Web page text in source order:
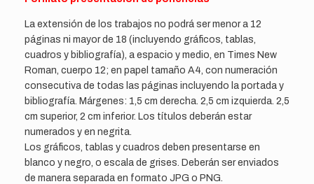
La extensión de los trabajos no podrá ser menor a 12
páginas ni mayor de 18 (incluyendo gráficos, tablas,
cuadros y bibliografía), a espacio y medio, en Times New
Roman, cuerpo 12; en papel tamaño A4, con numeración
consecutiva de todas las páginas incluyendo la portada y
bibliografía. Márgenes: 1,5 cm derecha. 2,5 cm izquierda. 2,5
cm superior, 2 cm inferior. Los títulos deberán estar
numerados y en negrita.
Los gráficos, tablas y cuadros deben presentarse en
blanco y negro, o escala de grises. Deberán ser enviados
de manera separada en formato JPG o PNG.